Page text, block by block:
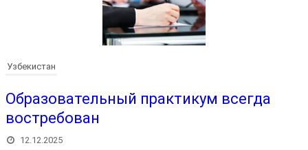
Узбекистан
Образовательный практикум всегда
востребован
12.12.2025